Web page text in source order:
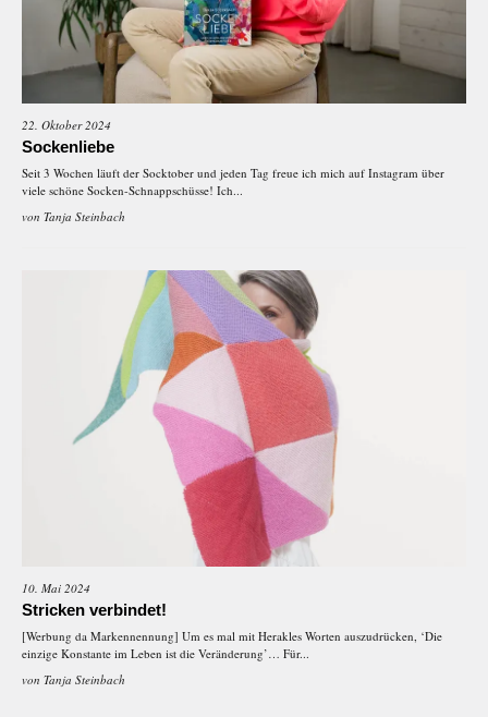
22. Oktober 2024
Sockenliebe
Seit 3 Wochen läuft der Socktober und jeden Tag freue ich mich auf Instagram über
viele schöne Socken-Schnappschüsse! Ich...
von Tanja Steinbach
10. Mai 2024
Stricken verbindet!
[Werbung da Markennennung] Um es mal mit Herakles Worten auszudrücken, ‘Die
einzige Konstante im Leben ist die Veränderung’… Für...
von Tanja Steinbach